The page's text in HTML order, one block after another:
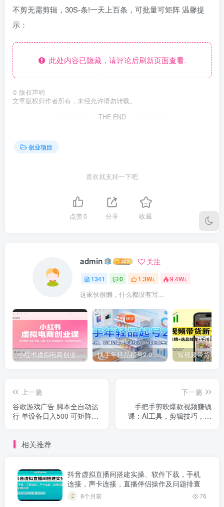
不剪无需剪辑，30S-条!一天上百条，可批量可矩阵 温馨提
示：
此处内容已隐藏，请评论后刷新页面查看.
© 版权声明
文章版权归作者所有，未经允许请勿转载。
THE END
创业项目
喜欢就支持一下吧
点赞5 分享 收藏
admin 关注
1341 0 1.3W+ 9.4W+
这家伙很懒，什么都没有写...
小红书虚拟电商创业课，系统拆解选品-内容-流量-变现，实现零成本变现 快手年轻品起号2.0：养号选品，剪辑封面，投流技巧，从0到爆单全流程
上一篇
谷歌游戏广告 脚本全自动运
行 单设备日入500 可矩阵放
下一篇
手把手剪映爆款视频赚钱
课：AI工具，剪辑技巧，涨
相关推荐
抖音虚拟直播间搭建实操、软件下载，手机
连接，声卡连接，直播伴侣操作及问题排查
8个月前 76